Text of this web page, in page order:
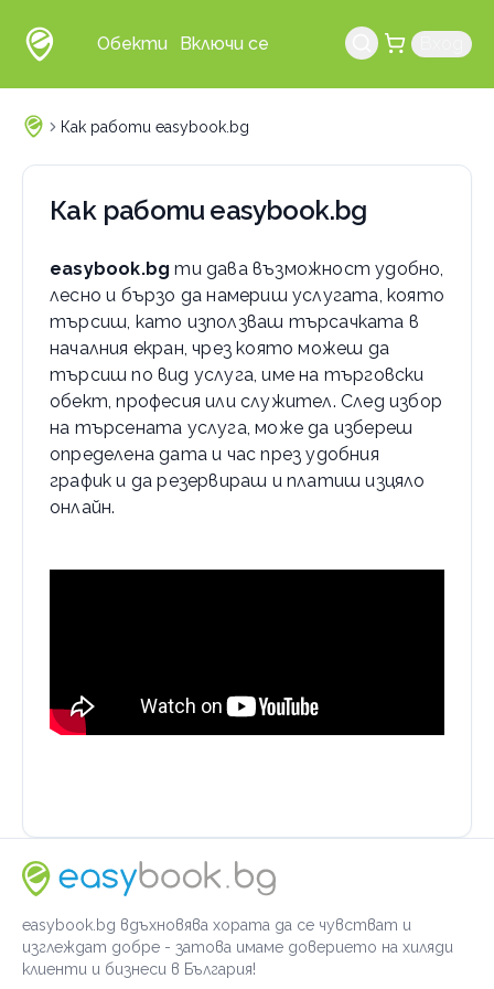
Обекти Включи се
Как работи easybook.bg
Как работи easybook.bg
easybook.bgти дава възможност удобно,
лесно и бързо да намериш услугата, която
търсиш, като използваш търсачката в
началния екран, чрез която можеш да
търсиш по вид услуга, име на търговски
обект, професия или служител. След избор
на търсената услуга, може да избереш
определена дата и час през удобния
график и да резервираш и платиш изцяло
онлайн.
easybook.bg вдъхновява хората да се чувстват и
изглеждат добре - затова имаме доверието на хиляди
клиенти и бизнеси в България!